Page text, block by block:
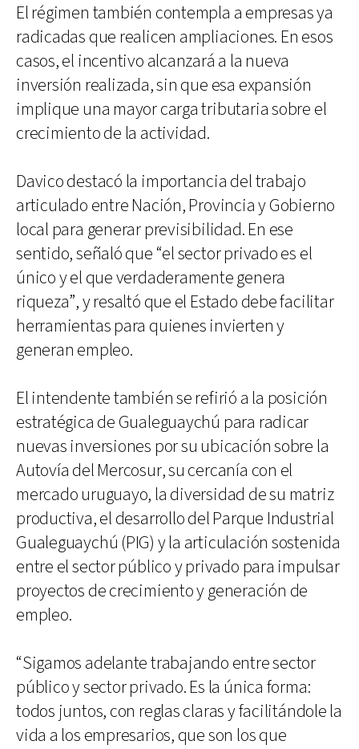
El régimen también contempla a empresas ya
radicadas que realicen ampliaciones. En esos
casos, el incentivo alcanzará a la nueva
inversión realizada, sin que esa expansión
implique una mayor carga tributaria sobre el
crecimiento de la actividad.
Davico destacó la importancia del trabajo
articulado entre Nación, Provincia y Gobierno
local para generar previsibilidad. En ese
sentido, señaló que “el sector privado es el
único y el que verdaderamente genera
riqueza”, y resaltó que el Estado debe facilitar
herramientas para quienes invierten y
generan empleo.
El intendente también se refirió a la posición
estratégica de Gualeguaychú para radicar
nuevas inversiones por su ubicación sobre la
Autovía del Mercosur, su cercanía con el
mercado uruguayo, la diversidad de su matriz
productiva, el desarrollo del Parque Industrial
Gualeguaychú (PIG) y la articulación sostenida
entre el sector público y privado para impulsar
proyectos de crecimiento y generación de
empleo.
“Sigamos adelante trabajando entre sector
público y sector privado. Es la única forma:
todos juntos, con reglas claras y facilitándole la
vida a los empresarios, que son los que